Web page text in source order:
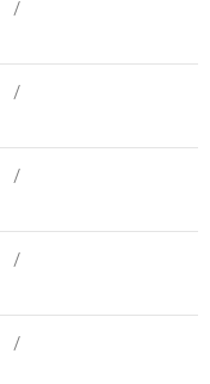
/
/
/
/
/